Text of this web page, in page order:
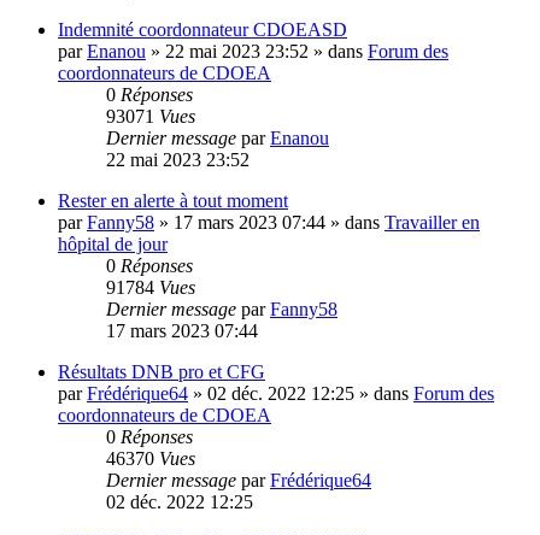
Indemnité coordonnateur CDOEASD
parEnanou » 22 mai 2023 23:52 » dans Forum des
coordonnateurs de CDOEA
0 Réponses
93071 Vues
Dernier message parEnanou
22 mai 2023 23:52
Rester en alerte à tout moment
parFanny58 » 17 mars 2023 07:44 » dans Travailler en
hôpital de jour
0 Réponses
91784 Vues
Dernier message parFanny58
17 mars 2023 07:44
Résultats DNB pro et CFG
parFrédérique64 » 02 déc. 2022 12:25 » dans Forum des
coordonnateurs de CDOEA
0 Réponses
46370 Vues
Dernier message parFrédérique64
02 déc. 2022 12:25